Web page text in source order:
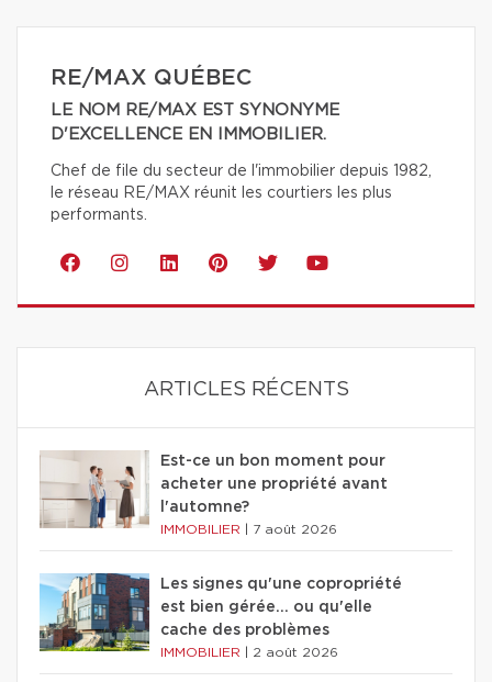
RE/MAX QUÉBEC
LE NOM RE/MAX EST SYNONYME
D'EXCELLENCE EN IMMOBILIER.
Chef de file du secteur de l'immobilier depuis 1982,
le réseau RE/MAX réunit les courtiers les plus
performants.
ARTICLES RÉCENTS
Est-ce un bon moment pour
acheter une propriété avant
l'automne?
IMMOBILIER 7 août 2026
Les signes qu'une copropriété
est bien gérée… ou qu'elle
cache des problèmes
IMMOBILIER 2 août 2026